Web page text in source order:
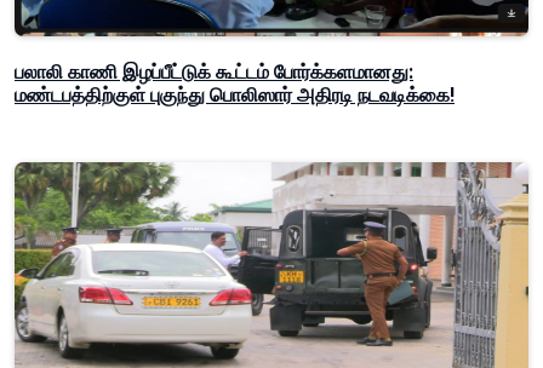
பலாலி காணி இழப்பீட்டுக் கூட்டம் போர்க்களமானது:
மண்டபத்திற்குள் புகுந்து பொலிஸார் அதிரடி நடவடிக்கை!